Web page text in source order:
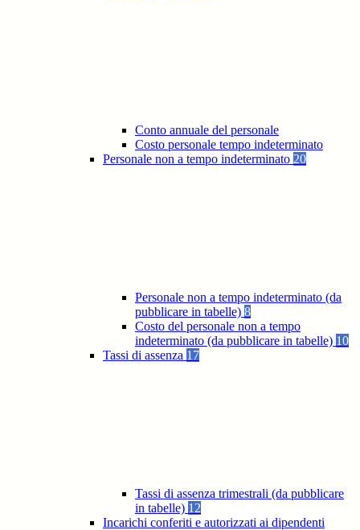
Conto annuale del personale
Costo personale tempo indeterminato
Personale non a tempo indeterminato 20
Personale non a tempo indeterminato (da
pubblicare in tabelle) 8
Costo del personale non a tempo
indeterminato (da pubblicare in tabelle) 10
Tassi di assenza 17
Tassi di assenza trimestrali (da pubblicare
in tabelle) 12
Incarichi conferiti e autorizzati ai dipendenti